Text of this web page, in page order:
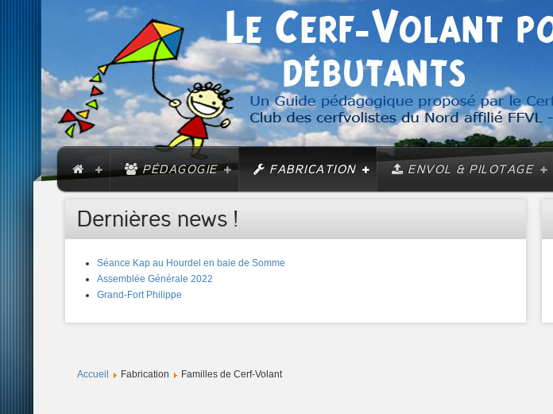
PÉDAGOGIE FABRICATION ENVOL & PILOTAGE
Dernières news !
Séance Kap au Hourdel en baie de Somme
Assemblée Générale 2022
Grand-Fort Philippe
Accueil Fabrication Familles de Cerf-Volant